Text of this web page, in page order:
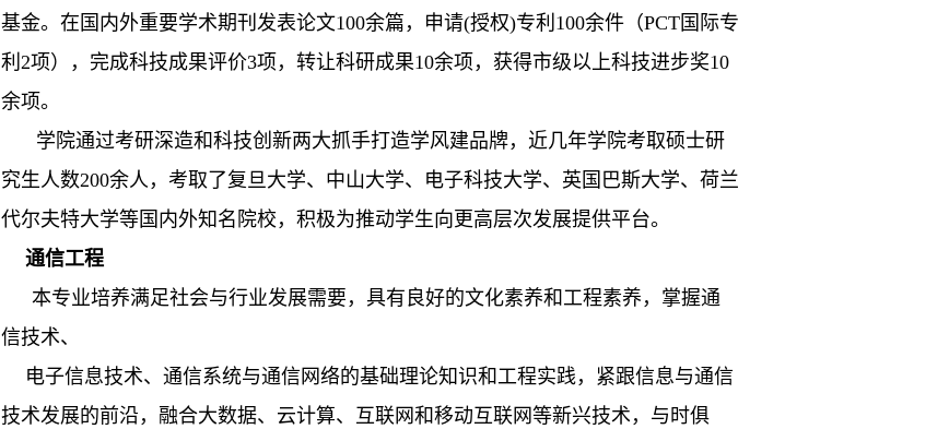
基金。 在国内外重要学术期刊发表论文100余篇，申请(授权)专利100余件（PCT国际专
利2项）
， 完成科技成果评价3项，转让科研成果10余项 ， 获得市级以上科技进步奖10
余项。
学院通过考研深造和科技创新两大抓手打造学风建品牌，近几年学院考取硕士研
究生人数200余人，考取了复旦大学、中山大学、电子科技大学、英国巴斯大学、荷兰
代尔夫特大学等国内外知名院校 ，积极为推动学生向更高层次发展提供平台。
通信工程
本专业培养满足社会与行业发展需要，具有良好的文化素养和工程素养，掌握通
信技术、
电子信息技术、通信系统与通信网络的基础理论知识和工程实践，紧跟信息与通信
技术发展的前沿，融合大数据、云计算、互联网和移动互联网等新兴技术，与时俱